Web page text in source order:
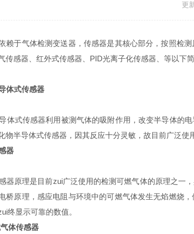
更
赖于气体检测变送器，传感器是其核心部分，按照检
传感器、红外式传感器、PID光离子化传感器、等以下
体式传感器
体式传感器利用被测气体的吸附作用，改变半导体的
物半导体式传感器，因其反应十分灵敏，故目前广泛使
器
器原理是目前zui广泛使用的检测可燃气体的原理之一
桥原理，感应电阻与环境中的可燃气体发生无焰燃烧
终显示可靠的数值。
体传感器